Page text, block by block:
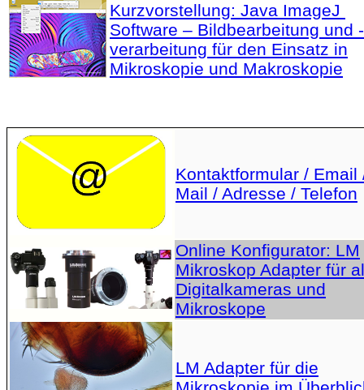
Kurzvorstellung: Java ImageJ
Software – Bildbearbeitung und -
verarbeitung für den Einsatz in
Mikroskopie und Makroskopie
Kontaktformular / Email
Mail / Adresse / Telefon
Online Konfigurator: LM
Mikroskop Adapter für
Digitalkameras und
Mikroskope
LM Adapter für die